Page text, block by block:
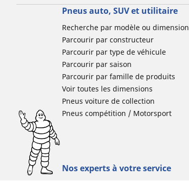
Pneus auto, SUV et utilitaire
Recherche par modèle ou dimension
Parcourir par constructeur
Parcourir par type de véhicule
Parcourir par saison
Parcourir par famille de produits
Voir toutes les dimensions
Pneus voiture de collection
Pneus compétition / Motorsport
Nos experts à votre service